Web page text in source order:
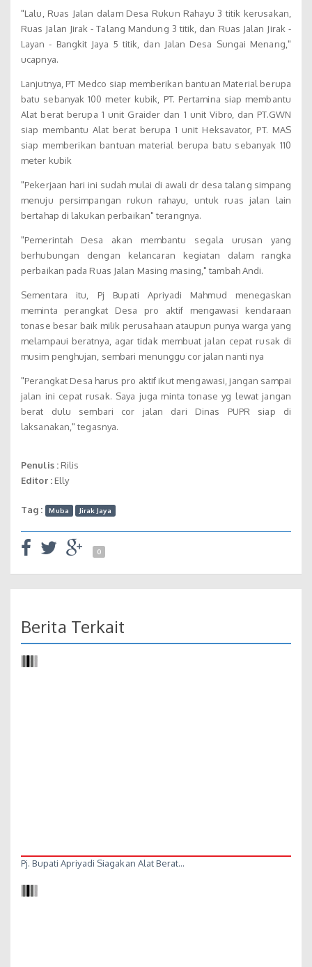
"Lalu, Ruas Jalan dalam Desa Rukun Rahayu 3 titik kerusakan,
Ruas Jalan Jirak - Talang Mandung 3 titik, dan Ruas Jalan Jirak -
Layan - Bangkit Jaya 5 titik, dan Jalan Desa Sungai Menang,"
ucapnya.
Lanjutnya, PT Medco siap memberikan bantuan Material berupa
batu sebanyak 100 meter kubik, PT. Pertamina siap membantu
Alat berat berupa 1 unit Graider dan 1 unit Vibro, dan PT.GWN
siap membantu Alat berat berupa 1 unit Heksavator, PT. MAS
siap memberikan bantuan material berupa batu sebanyak 110
meter kubik
"Pekerjaan hari ini sudah mulai di awali dr desa talang simpang
menuju persimpangan rukun rahayu, untuk ruas jalan lain
bertahap di lakukan perbaikan" terangnya.
"Pemerintah Desa akan membantu segala urusan yang
berhubungan dengan kelancaran kegiatan dalam rangka
perbaikan pada Ruas Jalan Masing masing," tambah Andi.
Sementara itu, Pj Bupati Apriyadi Mahmud menegaskan
meminta perangkat Desa pro aktif mengawasi kendaraan
tonase besar baik milik perusahaan ataupun punya warga yang
melampaui beratnya, agar tidak membuat jalan cepat rusak di
musim penghujan, sembari menunggu cor jalan nanti nya
"Perangkat Desa harus pro aktif ikut mengawasi, jangan sampai
jalan ini cepat rusak. Saya juga minta tonase yg lewat jangan
berat dulu sembari cor jalan dari Dinas PUPR siap di
laksanakan," tegasnya.
Penulis :Rilis
Editor :Elly
Tag : Muba Jirak Jaya
0
Berita Terkait
Pj. Bupati Apriyadi Siagakan Alat Berat…